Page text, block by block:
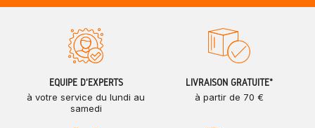
ÉQUIPE D'EXPERTS
à votre service du lundi au
samedi
LIVRAISON GRATUITE*
à partir de 70 €